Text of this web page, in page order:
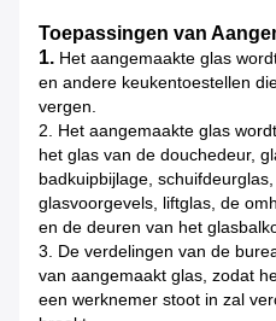
Toepassingen van
1. Het aangemaakte glas
en andere keukentoestellen
vergen.
2. Het aangemaakte glas
het glas van de douchedeur,
badkuipbijlage,
glasvoorgevels, liftglas, de
en de deuren van het
3. De verdelingen van de
van aangemaakt glas, zodat
een werknemer stoot in zal